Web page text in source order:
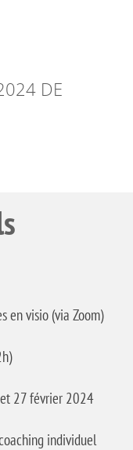
DE
en visio (via Zoom)
27 février 2024
individuel